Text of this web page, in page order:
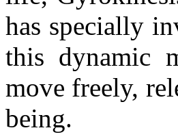
has specially
this dynamic
move freely,
being.